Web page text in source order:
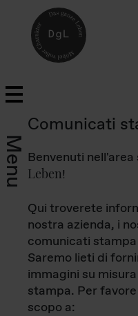
Menu
Comunicati
Benvenuti
Leben!
Qui troverete
nostra azienda, i
comunicati
Saremo lieti di
immagini su
stampa. Per
scopo a: